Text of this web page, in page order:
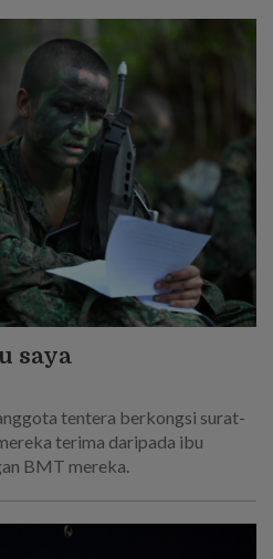
saya
tentera berkongsi surat-
terima daripada ibu
BMT mereka.